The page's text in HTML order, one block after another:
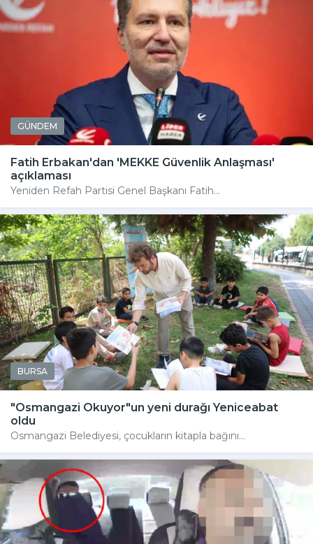
GÜNDEM
Fatih Erbakan'dan 'MEKKE Güvenlik Anlaşması'
açıklaması
Yeniden Refah Partisi Genel Başkanı Fatih...
BURSA
"Osmangazi Okuyor"un yeni durağı Yeniceabat
oldu
Osmangazi Belediyesi, çocukların kitapla bağını...